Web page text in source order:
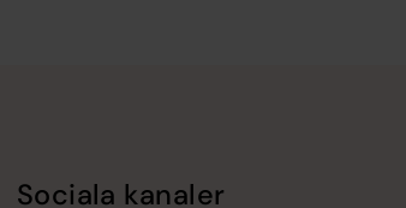
Sociala kanaler